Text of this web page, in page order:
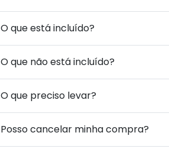
O que está incluído?
O que não está incluído?
O que preciso levar?
Posso cancelar minha compra?